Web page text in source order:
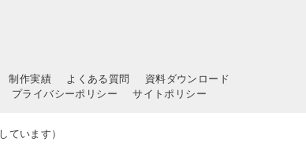
制作実績 よくある質問
資料ダウンロード
プライバシーポリシー サイトポリシー
います）